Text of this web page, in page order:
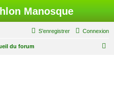
Manosque
Connexion
S’enregistrer
du forum